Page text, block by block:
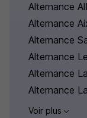
Alternance
Alternance
Alternance
Alternance
Alternance
Alternance
Voir plus